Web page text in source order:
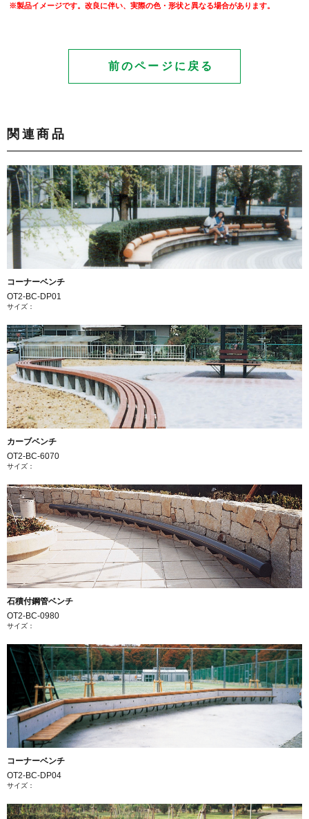
※製品イメージです。改良に伴い、実際の色・形状と異なる場合があります。
前のページに戻る
関連商品
コーナーベンチ
OT2-BC-DP01
サイズ：
カーブベンチ
OT2-BC-6070
サイズ：
石積付鋼管ベンチ
OT2-BC-0980
サイズ：
コーナーベンチ
OT2-BC-DP04
サイズ：